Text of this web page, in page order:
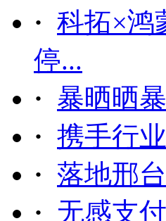
· 科拓×鸿
停...
· 暴晒晒
· 携手行
· 落地邢
· 无感支